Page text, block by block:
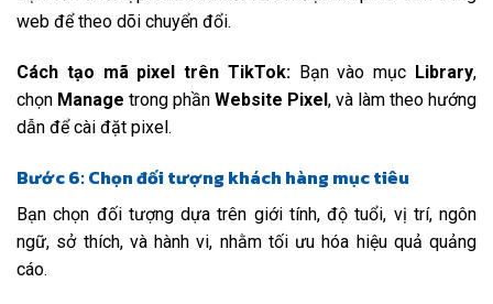
web để theo dõi chuyển đổi.
Cách tạo mã pixel trên TikTok: Bạn vào mục Library,
chọn Manage trong phần Website Pixel, và làm theo hướng
dẫn để cài đặt pixel.
Bước 6: Chọn đối tượng khách hàng mục tiêu
Bạn chọn đối tượng dựa trên giới tính, độ tuổi, vị trí, ngôn
ngữ, sở thích, và hành vi, nhằm tối ưu hóa hiệu quả quảng
cáo.